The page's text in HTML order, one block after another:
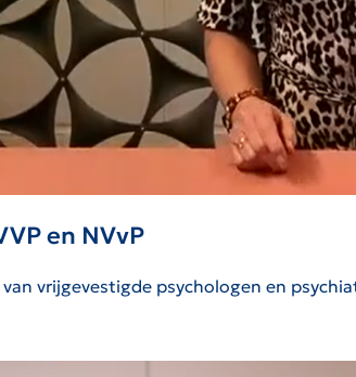
en NVvP
vrijgevestigde psychologen en